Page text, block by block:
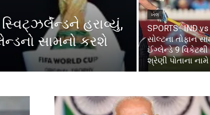
હરાવ્યું,
સામનો કરશે
ખેલ
SPORTS : IND
સોલ્ટના તોફાન
ઈંગ્લેન્ડે 9
શ્રેણી પોતાના નામે